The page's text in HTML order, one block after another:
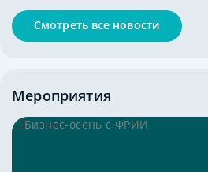
Смотреть все новости
Мероприятия